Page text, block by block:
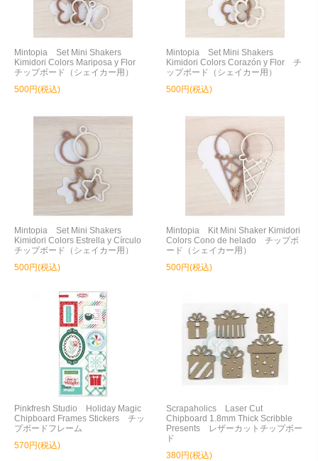
Mintopia Set Mini Shakers
Kimidori Colors Mariposa y Flor
チップボード（シェイカー用）
500円(税込)
Mintopia Set Mini Shakers
Kimidori Colors Corazón y Flor チ
ップボード（シェイカー用）
500円(税込)
Mintopia Set Mini Shakers
Kimidori Colors Estrella y Círculo
チップボード（シェイカー用）
500円(税込)
Mintopia Kit Mini Shaker Kimidori
Colors Cono de helado チップボ
ード（シェイカー用）
500円(税込)
Pinkfresh Studio Holiday Magic
Chipboard Frames Stickers チッ
プボードフレーム
570円(税込)
Scrapaholics Laser Cut
Chipboard 1.8mm Thick Scribble
Presents レザーカットチップボー
ド
380円(税込)